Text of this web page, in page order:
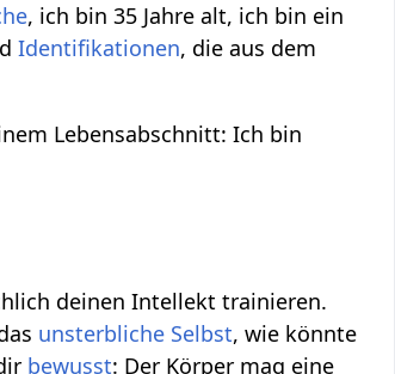
, ich bin 35 Jahre alt, ich bin ein
Identifikationen, die aus dem
Lebensabschnitt: Ich bin
deinen Intellekt trainieren.
unsterbliche Selbst, wie könnte
bewusst: Der Körper mag eine